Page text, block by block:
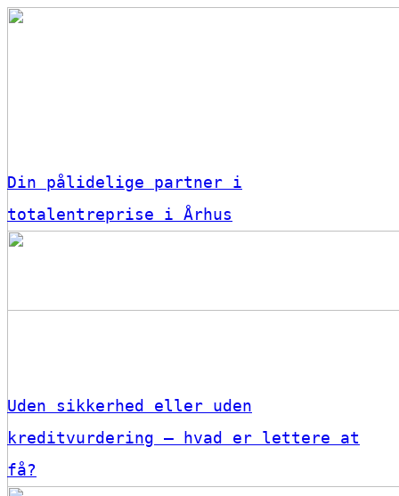
Din pålidelige partner i
totalentreprise i Århus
Uden sikkerhed eller uden
kreditvurdering – hvad er lettere at
få?